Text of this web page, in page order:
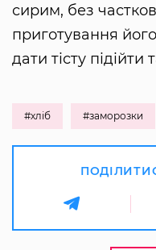
сирим, без
приготування
дати тісту підійти
#хліб #заморозки